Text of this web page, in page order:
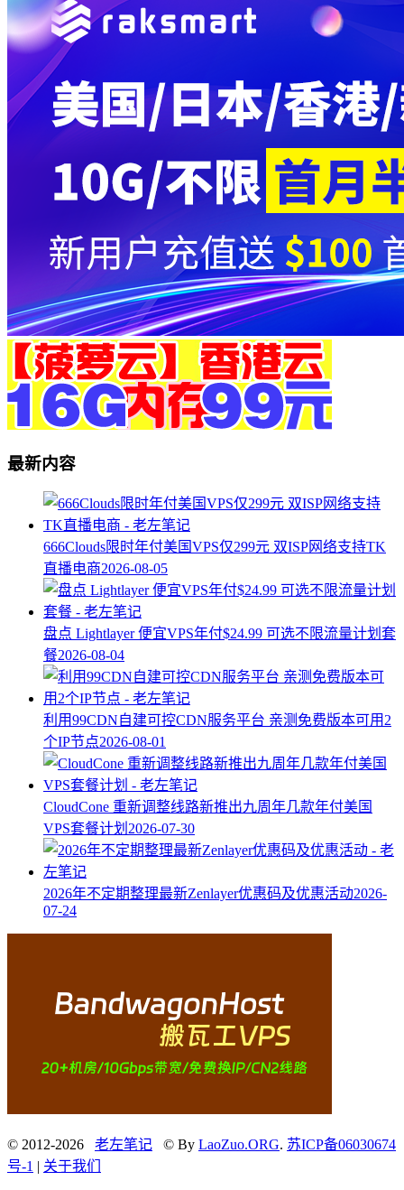
最新内容
666Clouds限时年付美国VPS仅299元 双ISP网络支持TK
直播电商2026-08-05
盘点 Lightlayer 便宜VPS年付$24.99 可选不限流量计划套
餐2026-08-04
利用99CDN自建可控CDN服务平台 亲测免费版本可用2
个IP节点2026-08-01
CloudCone 重新调整线路新推出九周年几款年付美国
VPS套餐计划 2026-07-30
2026年不定期整理最新Zenlayer优惠码及优惠活动2026-
07-24
© 2012-2026 老左笔记 © By LaoZuo.ORG. 苏ICP备06030674
号-1 | 关于我们